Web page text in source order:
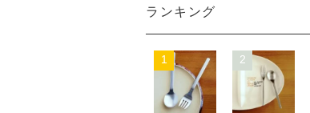
ランキング
1 2